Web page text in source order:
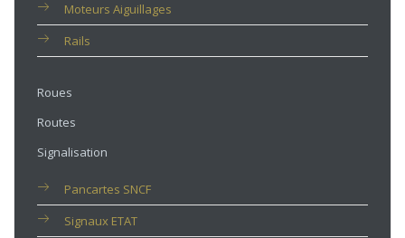
Moteurs Aiguillages
Rails
Roues
Routes
Signalisation
Pancartes SNCF
Signaux ETAT